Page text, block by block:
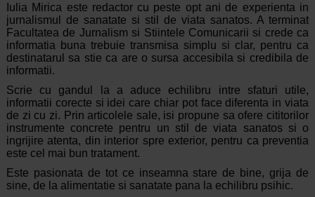
Iulia Mirica este redactor cu peste opt ani de experienta in
jurnalismul de sanatate si stil de viata sanatos. A terminat
Facultatea de Jurnalism si Stiintele Comunicarii si crede ca
informatia buna trebuie transmisa simplu si clar, pentru ca
destinatarul sa stie ca are o sursa accesibila si credibila de
informatii.
Scrie cu gandul la a aduce echilibru intre sfaturi utile,
informatii corecte si idei care chiar pot face diferenta in viata
de zi cu zi. Prin articolele sale, isi propune sa ofere cititorilor
instrumente concrete pentru un stil de viata sanatos si o
ingrijire atenta, din interior spre exterior, pentru ca preventia
este cel mai bun tratament.
Este pasionata de tot ce inseamna stare de bine, grija de
sine, de la alimentatie si sanatate pana la echilibru psihic.